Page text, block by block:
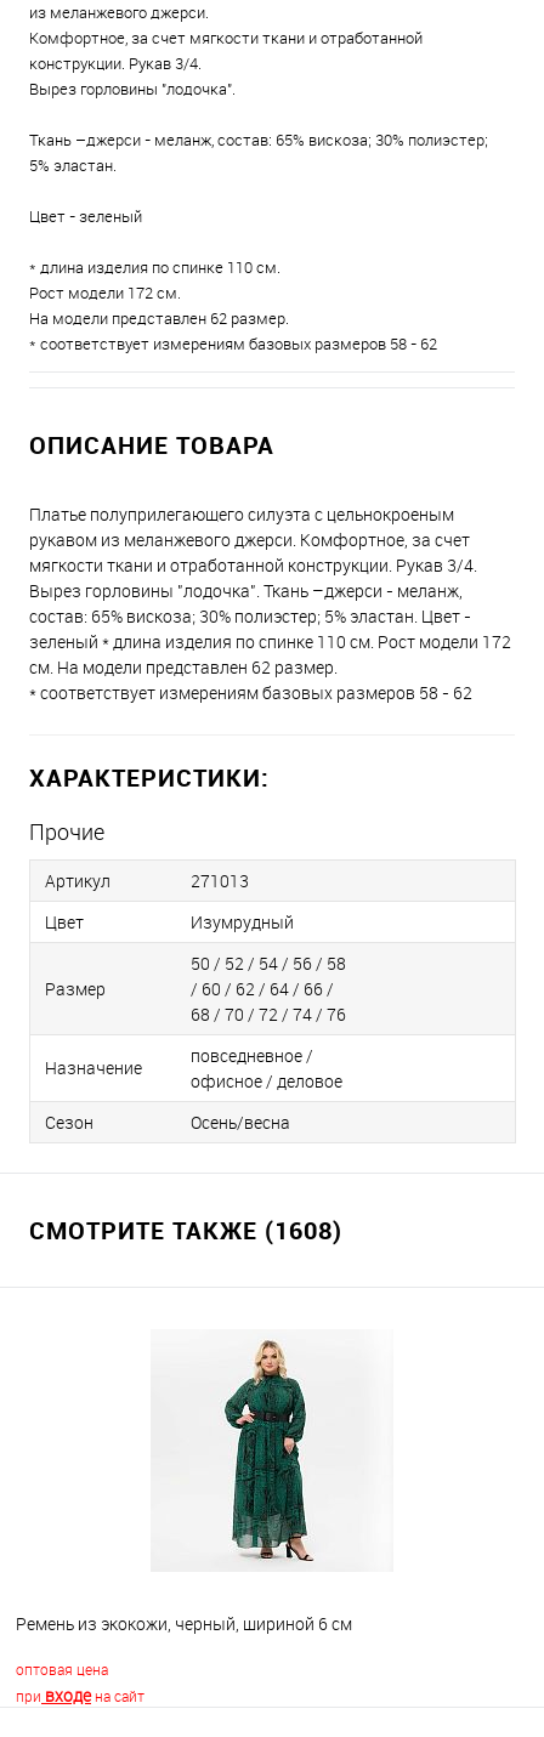
из меланжевого джерси.
Комфортное, за счет мягкости ткани и отработанной
конструкции. Рукав 3/4.
Вырез горловины "лодочка".
Ткань –джерси - меланж, состав: 65% вискоза; 30% полиэстер;
5% эластан.
Цвет - зеленый
* длина изделия по спинке 110 см.
Рост модели 172 см.
На модели представлен 62 размер.
* соответствует измерениям базовых размеров 58 - 62
ОПИСАНИЕ ТОВАРА
Платье полуприлегающего силуэта с цельнокроеным
рукавом из меланжевого джерси. Комфортное, за счет
мягкости ткани и отработанной конструкции. Рукав 3/4.
Вырез горловины "лодочка". Ткань –джерси - меланж,
состав: 65% вискоза; 30% полиэстер; 5% эластан. Цвет -
зеленый * длина изделия по спинке 110 см. Рост модели 172
см. На модели представлен 62 размер.
* соответствует измерениям базовых размеров 58 - 62
ХАРАКТЕРИСТИКИ:
Прочие
Артикул
271013
Цвет
Изумрудный
Размер
50 / 52 / 54 / 56 / 58
/ 60 / 62 / 64 / 66 /
68 / 70 / 72 / 74 / 76
Назначение
повседневное /
офисное / деловое
Сезон
Осень/весна
СМОТРИТЕ ТАКЖЕ (1608)
Ремень из экокожи, черный, шириной 6 см
оптовая цена
при входена сайт